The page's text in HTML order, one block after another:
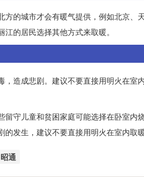
的城市才会有暖气提供，例如北京、
的居民选择其他方式来取暖。
造成悲剧。建议不要直接用明火在室
守儿童和贫困家庭可能选择在卧室内
发生，建议不要直接用明火在室内取
昭通